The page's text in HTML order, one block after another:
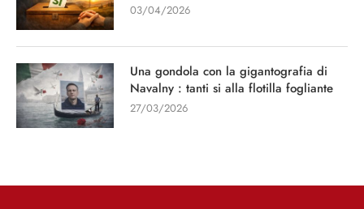
03/04/2026
Una gondola con la gigantografia di
Navalny : tanti si alla flotilla fogliante
27/03/2026